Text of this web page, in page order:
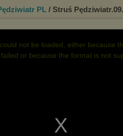
PL / Struś
not be loaded, either because
or because the format is not